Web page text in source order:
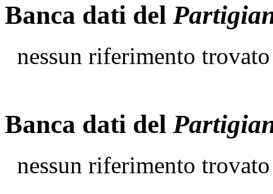
Banca dati del
nessun riferimento trovato
Banca dati del
nessun riferimento trovato